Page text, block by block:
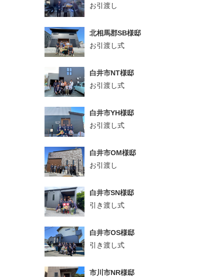
お引渡し
北相馬郡SB様邸
お引渡し式
白井市NT様邸
お引渡し式
白井市YH様邸
お引渡し式
白井市OM様邸
お引渡し
白井市SN様邸
引き渡し式
白井市OS様邸
引き渡し式
市川市NR様邸